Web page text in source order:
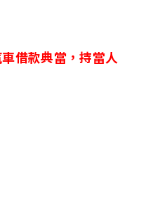
借款典當，持當人